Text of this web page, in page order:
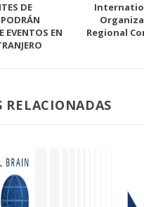
DE
EVENTOS EN
Regional
RELACIONADAS